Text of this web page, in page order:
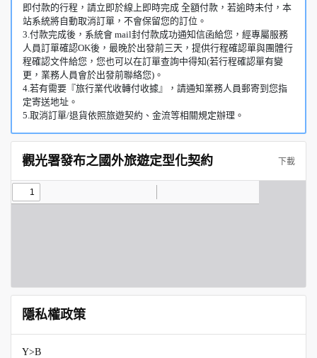
即付款的行程，請立即於線上即時完成 全額付款，若逾時未付，本
站系統將自動取消訂單，不會保留您的訂位。
3.付款完成後，系統會 mail封付款成功通知信函給您，經專屬服務
人員訂單確認OK後，最晚於出發前三天，提供行程確認單與團體行
程確認文件給您，您也可以在訂單查詢中得知(若行程確認單有變
更，業務人員會於出發前聯絡您)。
4.若有需要『旅行業代收轉付收據』，請通知業務人員郵寄到您指
定寄送地址。
5.取消訂單/退貨依照旅遊契約、金流等相關規定辦理。
觀光署發布之國外旅遊定型化契約 下載
隱私權政策
Y>B